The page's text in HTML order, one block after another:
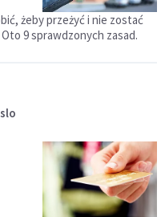
żeby przeżyć i nie zostać
9 sprawdzonych zasad.